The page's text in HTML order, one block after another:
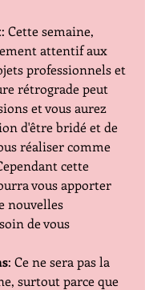
: Cette semaine,
attentif aux
professionnels et
rétrograde peut
et vous aurez
d'être bridé et de
réaliser comme
cette
vous apporter
nouvelles
de vous
: Ce ne sera pas la
surtout parce que